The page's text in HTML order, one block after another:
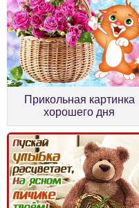
Прикольная картинка
хорошего дня